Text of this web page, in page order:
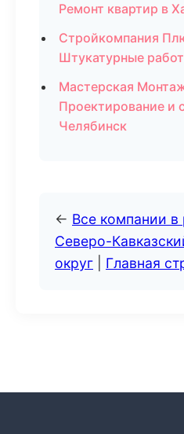
Ремонт квартир в
Стройкомпания
Штукатурные
Мастерская
Проектирование и
Челябинск
← Все компании в
Северо-
округ
Главная